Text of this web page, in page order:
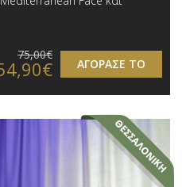
ΑΓΟΡΑΣΕ ΤΟ
75,00€